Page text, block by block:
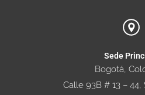
Sede
Bogotá,
Calle 93B # 13 –